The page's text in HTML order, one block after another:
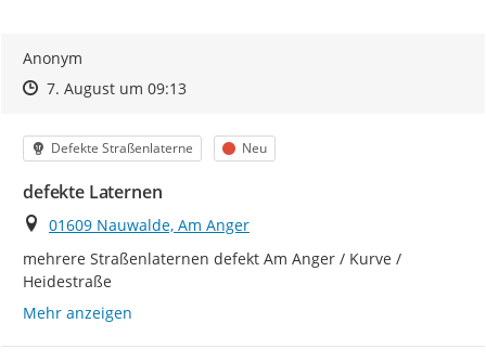
Anonym
Zeitpunkt des Erstellens
Zeitpunkt des Erstellens
7. August um 09:13Zur Äußerung
Kategorie
Defekte Straßenlaterne Status
Neu
defekte Laternen
Ort
01609 Nauwalde, Am Anger
mehrere Straßenlaternen defekt Am Anger / Kurve /
Heidestraße
Mehr anzeigen